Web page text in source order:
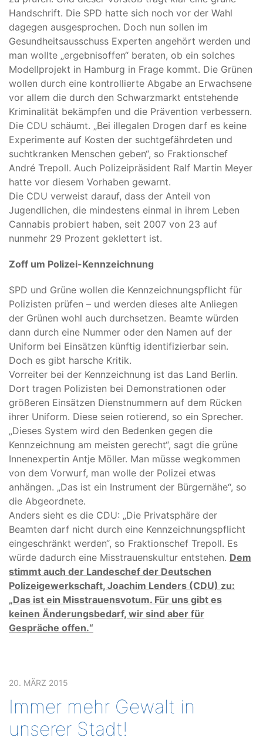
Handschrift. Die SPD hatte sich noch vor der Wahl
dagegen ausgesprochen. Doch nun sollen im
Gesundheitsausschuss Experten angehört werden und
man wollte „ergebnisoffen“ beraten, ob ein solches
Modellprojekt in Hamburg in Frage kommt. Die Grünen
wollen durch eine kontrollierte Abgabe an Erwachsene
vor allem die durch den Schwarzmarkt entstehende
Kriminalität bekämpfen und die Prävention verbessern.
Die CDU schäumt. „Bei illegalen Drogen darf es keine
Experimente auf Kosten der suchtgefährdeten und
suchtkranken Menschen geben“, so Fraktionschef
André Trepoll. Auch Polizeipräsident Ralf Martin Meyer
hatte vor diesem Vorhaben gewarnt.
Die CDU verweist darauf, dass der Anteil von
Jugendlichen, die mindestens einmal in ihrem Leben
Cannabis probiert haben, seit 2007 von 23 auf
nunmehr 29 Prozent geklettert ist.
Zoff um Polizei-Kennzeichnung
SPD und Grüne wollen die Kennzeichnungspflicht für
Polizisten prüfen – und werden dieses alte Anliegen
der Grünen wohl auch durchsetzen. Beamte würden
dann durch eine Nummer oder den Namen auf der
Uniform bei Einsätzen künftig identifizierbar sein.
Doch es gibt harsche Kritik.
Vorreiter bei der Kennzeichnung ist das Land Berlin.
Dort tragen Polizisten bei Demonstrationen oder
größeren Einsätzen Dienstnummern auf dem Rücken
ihrer Uniform. Diese seien rotierend, so ein Sprecher.
„Dieses System wird den Bedenken gegen die
Kennzeichnung am meisten gerecht“, sagt die grüne
Innenexpertin Antje Möller. Man müsse wegkommen
von dem Vorwurf, man wolle der Polizei etwas
anhängen. „Das ist ein Instrument der Bürgernähe“, so
die Abgeordnete.
Anders sieht es die CDU: „Die Privatsphäre der
Beamten darf nicht durch eine Kennzeichnungspflicht
eingeschränkt werden“, so Fraktionschef Trepoll. Es
würde dadurch eine Misstrauenskultur entstehen. Dem
stimmt auch der Landeschef der Deutschen
Polizeigewerkschaft, Joachim Lenders (CDU) zu:
„Das ist ein Misstrauensvotum. Für uns gibt es
keinen Änderungsbedarf, wir sind aber für
Gespräche offen.“
20. MÄRZ 2015
Immer mehr Gewalt in
unserer Stadt!